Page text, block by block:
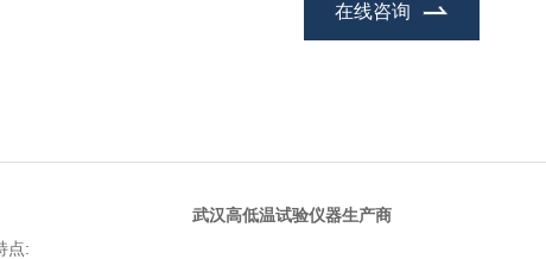
在线咨询
武汉高低温试验仪器生产商
点: